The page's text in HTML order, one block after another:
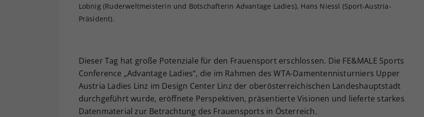
Lobnig (Ruderweltmeisterin und Botschafterin Advantage Ladies), Hans Niessl (Sport-Austria-
Präsident).
Dieser Tag hat große Potenziale für den Frauensport erschlossen. Die FE&MALE Sports
Conference „Advantage Ladies“, die im Rahmen des WTA-Damentennisturniers Upper
Austria Ladies Linz im Design Center Linz der oberösterreichischen Landeshauptstadt
durchgeführt wurde, eröffnete Perspektiven, präsentierte Visionen und lieferte starkes
Datenmaterial zur Betrachtung des Frauensports in Österreich.